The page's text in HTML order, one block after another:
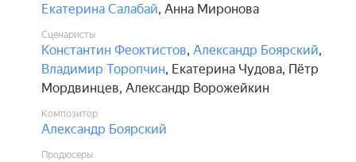
Екатерина Салабай, Анна Миронова
Сценаристы
Константин Феоктистов, Александр Боярский,
Владимир Торопчин, Екатерина Чудова, Пётр
Мордвинцев, Александр Ворожейкин
Композитор
Александр Боярский
Продюсеры